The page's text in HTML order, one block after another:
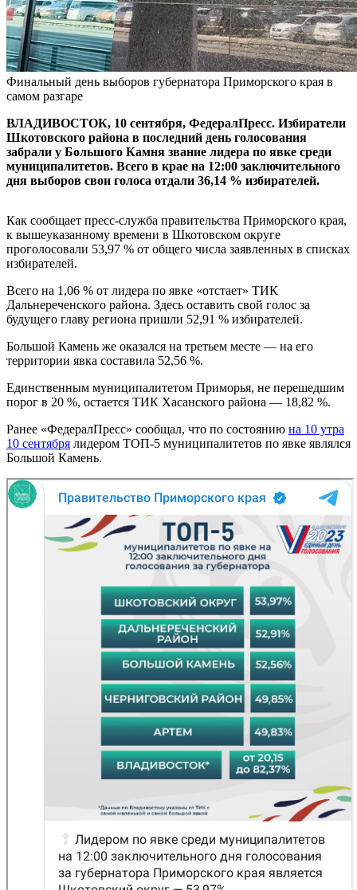
Финальный день выборов губернатора Приморского края в
самом разгаре
ВЛАДИВОСТОК, 10 сентября, ФедералПресс. Избиратели
Шкотовского района в последний день голосования
забрали у Большого Камня звание лидера по явке среди
муниципалитетов. Всего в крае на 12:00 заключительного
дня выборов свои голоса отдали 36,14 % избирателей.
Как сообщает пресс-служба правительства Приморского края,
к вышеуказанному времени в Шкотовском округе
проголосовали 53,97 % от общего числа заявленных в списках
избирателей.
Всего на 1,06 % от лидера по явке «отстает» ТИК
Дальнереченского района. Здесь оставить свой голос за
будущего главу региона пришли 52,91 % избирателей.
Большой Камень же оказался на третьем месте — на его
территории явка составила 52,56 %.
Единственным муниципалитетом Приморья, не перешедшим
порог в 20 %, остается ТИК Хасанского района — 18,82 %.
Ранее «ФедералПресс» сообщал, что по состоянию на 10 утра
10 сентября лидером ТОП-5 муниципалитетов по явке являлся
Большой Камень.